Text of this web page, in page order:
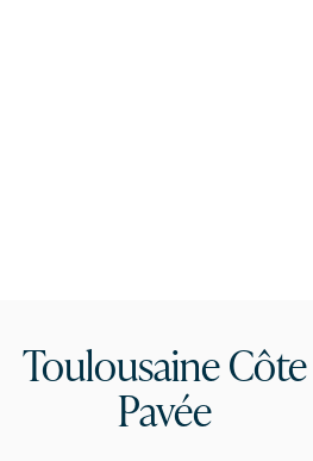
Toulousaine Côte
Pavée